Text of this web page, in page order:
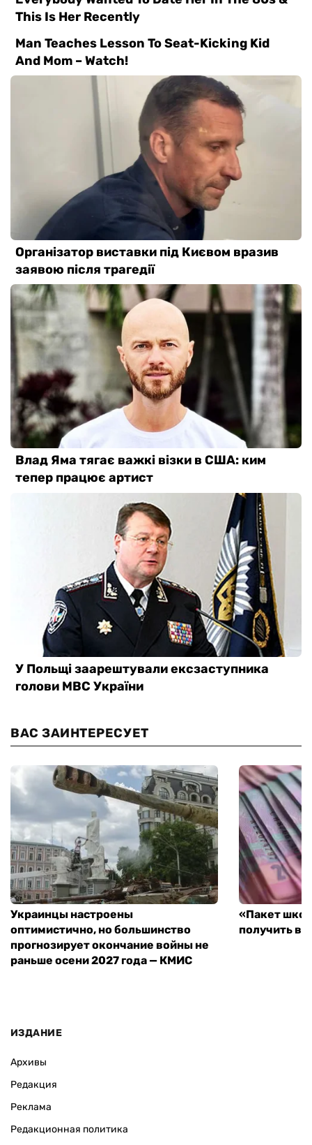
ВАС ЗАИНТЕРЕСУЕТ
Украинцы настроены
оптимистично, но большинство
прогнозирует окончание войны не
раньше осени 2027 года — КМИС
«Пакет
получить
ИЗДАНИЕ
Архивы
Редакция
Реклама
Редакционная политика